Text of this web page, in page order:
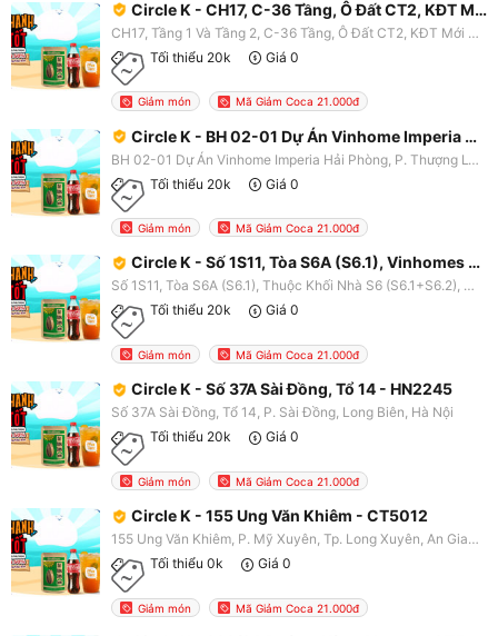
Circle K - CH17, C-36 Tầng, Ô Đất CT2, KĐT Mới Kim Văn - HN2087
CH17, Tầng 1 Và Tầng 2, C-36 Tầng, Ô Đất CT2, KĐT Mới Kim Văn - Kim Lũ, P. Đại Kim, Hoàng Mai, Hà Nội
Tối thiểu 20k
Giá 0
Giảm món Mã Giảm Coca 21.000đ
Circle K - BH 02-01 Dự Án Vinhome Imperia Hải Phòng - HP6003
BH 02-01 Dự Án Vinhome Imperia Hải Phòng, P. Thượng Lý, Quận Hồng Bàng, Hải Phòng
Tối thiểu 20k
Giá 0
Giảm món Mã Giảm Coca 21.000đ
Circle K - Số 1S11, Tòa S6A (S6.1), Vinhomes Symphony - HN2205
Số 1S11, Tòa S6A (S6.1), Thuộc Khối Nhà S6 (S6.1+S6.2), Khu Công Trình Công Cộng, Thương Mại, Dịch Vụ Và Nhà Ở (Vinhomes Symphony), Lô Đất G4*-HH16, P. Long Biên, Long Biên, Hà Nội
Tối thiểu 20k
Giá 0
Giảm món Mã Giảm Coca 21.000đ
Circle K - Số 37A Sài Đồng, Tổ 14 - HN2245
Số 37A Sài Đồng, Tổ 14, P. Sài Đồng, Long Biên, Hà Nội
Tối thiểu 20k
Giá 0
Giảm món Mã Giảm Coca 21.000đ
Circle K - 155 Ung Văn Khiêm - CT5012
155 Ung Văn Khiêm, P. Mỹ Xuyên, Tp. Long Xuyên, An Giang
Tối thiểu 0k
Giá 0
Giảm món Mã Giảm Coca 21.000đ